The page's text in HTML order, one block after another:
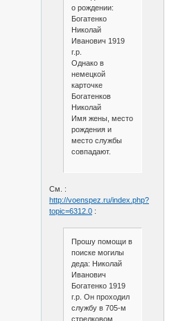
о рождении:
Богатенко
Николай
Иванович 1919
г.р.
Однако в
немецкой
карточке
Богатенков
Николай
Имя жены, место
рождения и
место службы
совпадают.
См. :
http://voenspez.ru/index.php?
topic=6312.0 :
Прошу помощи в
поиске могилы
деда: Николай
Иванович
Богатенко 1919
г.р. Он проходил
службу в 705-м
стрелковом